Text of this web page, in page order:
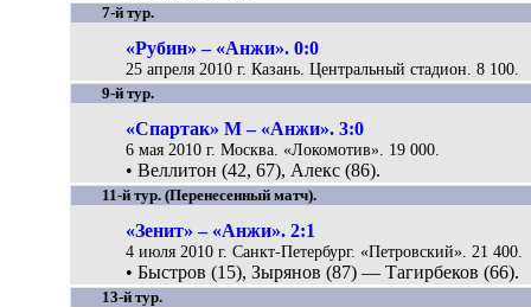
7-й тур.
«Рубин» – «Анжи». 0:0
25 апреля 2010 г. Казань. Центральный стадион. 8 100.
9-й тур.
«Спартак» М – «Анжи». 3:0
6 мая 2010 г. Москва. «Локомотив». 19 000.
• Веллитон (42, 67), Алекс (86).
11-й тур. (Перенесенный матч).
«Зенит» – «Анжи». 2:1
4 июля 2010 г. Санкт-Петербург. «Петровский». 21 400.
• Быстров (15), Зырянов (87) — Тагирбеков (66).
13-й тур.